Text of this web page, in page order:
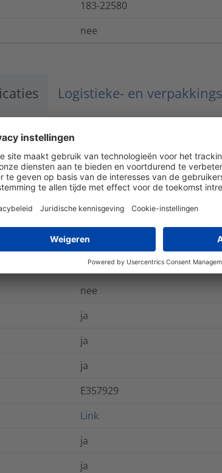
183-22580
nee
Logistieke- en
ja
ja
ANSI/UL 1565, ANSI/UL 62275,
-25 °C tot +90 °C
nee
ja
ja
ja
E357929
Link
ja
ja